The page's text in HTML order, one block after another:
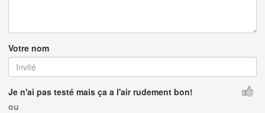
Votre nom
Je n'ai pas testé mais ça a l'air rudement bon!
ou